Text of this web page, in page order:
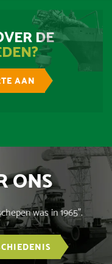
DE
AAN
ONS
was in 1965”.